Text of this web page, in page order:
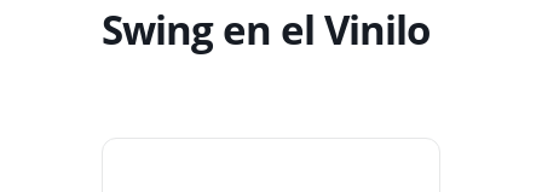
Swing en el Vinilo